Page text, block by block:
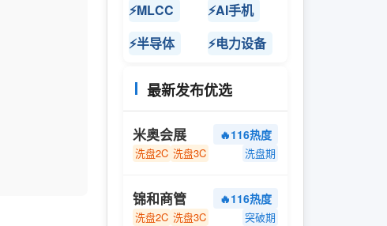
⚡MLCC
⚡AI手机
⚡半导体
⚡电力设备
最新发布优选
米奥会展 🔥116热度
洗盘2C 洗盘3C 洗盘期
锦和商管 🔥116热度
洗盘2C 洗盘3C 突破期